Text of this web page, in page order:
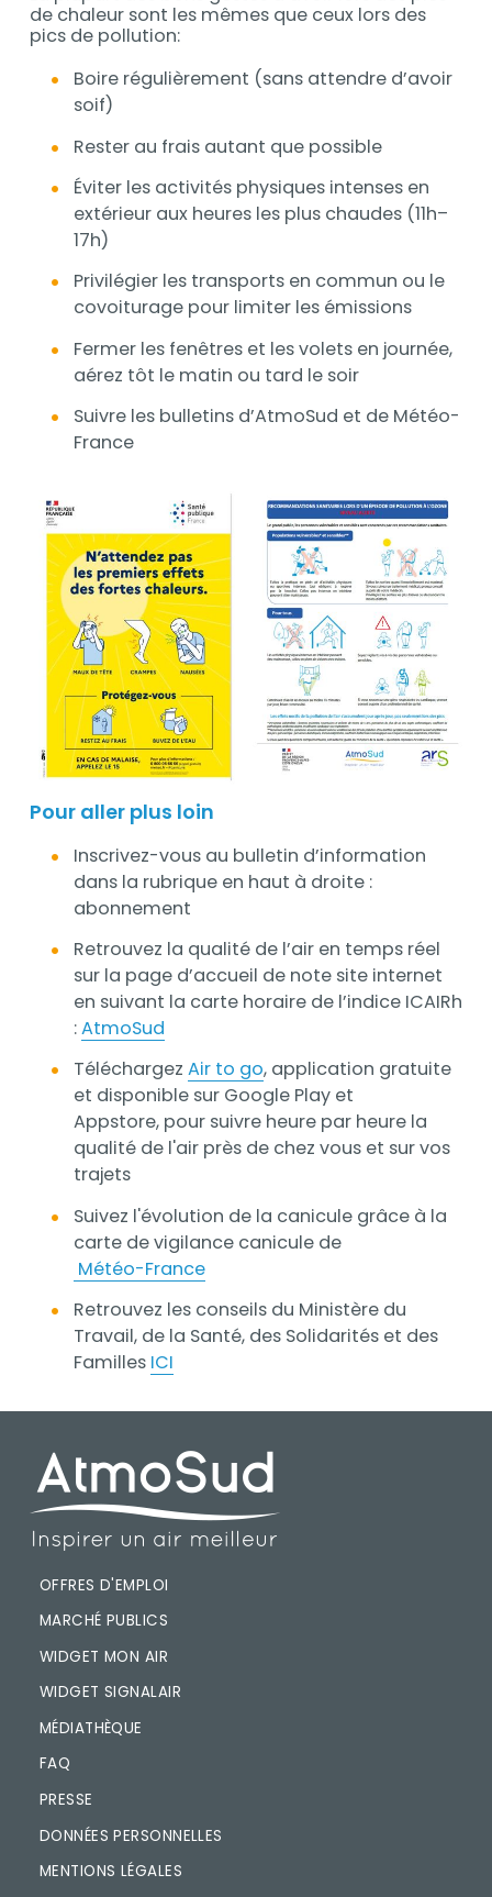
de chaleur sont les mêmes que ceux lors des
pics de pollution:
Boire régulièrement (sans attendre d’avoir
soif)
Rester au frais autant que possible
Éviter les activités physiques intenses en
extérieur aux heures les plus chaudes (11h–
17h)
Privilégier les transports en commun ou le
covoiturage pour limiter les émissions
Fermer les fenêtres et les volets en journée,
aérez tôt le matin ou tard le soir
Suivre les bulletins d’AtmoSud et de Météo-
France
Pour aller plus loin
Inscrivez-vous au bulletin d’information
dans la rubrique en haut à droite :
abonnement
Retrouvez la qualité de l’air en temps réel
sur la page d’accueil de note site internet
en suivant la carte horaire de l’indice ICAIRh
:AtmoSud
Téléchargez Air to go, application gratuite
et disponible sur Google Play et
Appstore, pour suivre heure par heure la
qualité de l'air près de chez vous et sur vos
trajets
Suivez l'évolution de la canicule grâce à la
carte de vigilance canicule de
Météo-France
Retrouvez les conseils du Ministère du
Travail, de la Santé, des Solidarités et des
Familles ICI
PIED DE PAGE
OFFRES D'EMPLOI
MARCHÉ PUBLICS
WIDGET MON AIR
WIDGET SIGNALAIR
MÉDIATHÈQUE
FAQ
PRESSE
DONNÉES PERSONNELLES
MENTIONS LÉGALES